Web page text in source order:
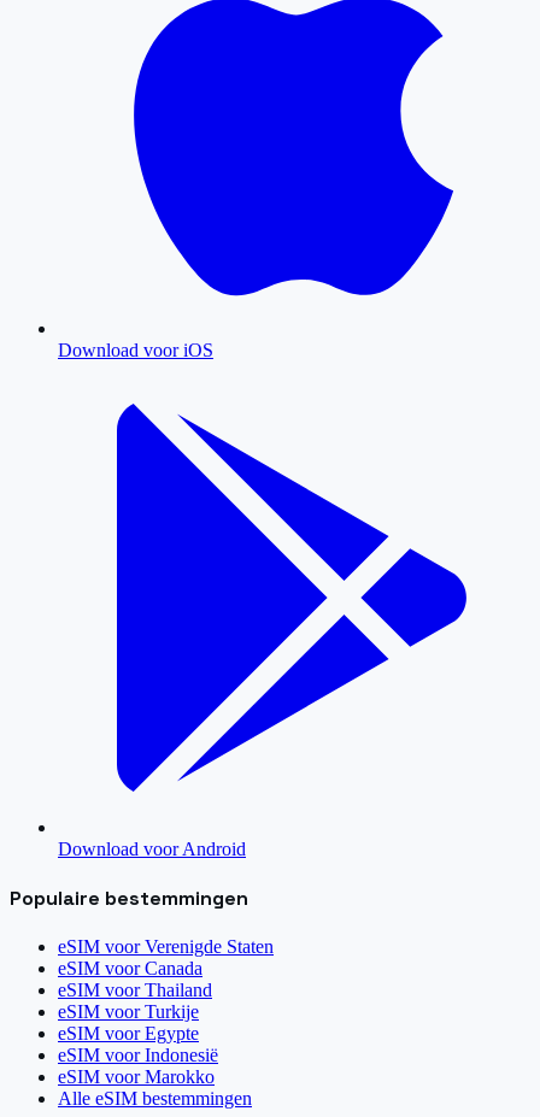
Download voor iOS
Download voor Android
Populaire bestemmingen
eSIM voorVerenigde Staten
eSIM voorCanada
eSIM voorThailand
eSIM voorTurkije
eSIM voorEgypte
eSIM voorIndonesië
eSIM voorMarokko
Alle eSIM bestemmingen